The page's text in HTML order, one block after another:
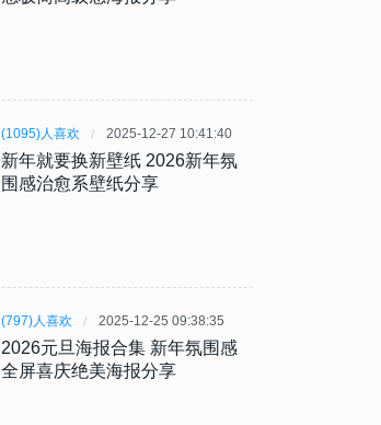
(1095)人喜欢 2025-12-27 10:41:40
新年就要换新壁纸 2026新年氛
围感治愈系壁纸分享
(797)人喜欢 2025-12-25 09:38:35
2026元旦海报合集 新年氛围感
全屏喜庆绝美海报分享